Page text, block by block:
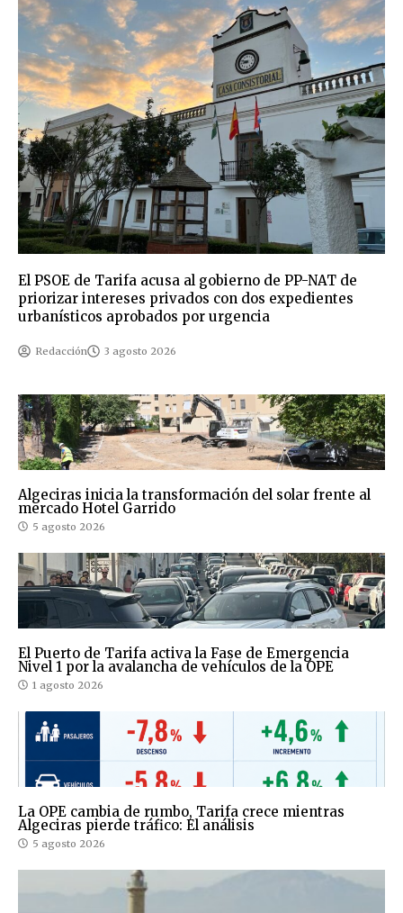
El PSOE de Tarifa acusa al gobierno de PP-NAT de
priorizar intereses privados con dos expedientes
urbanísticos aprobados por urgencia
Redacción 3 agosto 2026
Algeciras inicia la transformación del solar frente al
mercado Hotel Garrido
5 agosto 2026
El Puerto de Tarifa activa la Fase de Emergencia
Nivel 1 por la avalancha de vehículos de la OPE
1 agosto 2026
La OPE cambia de rumbo, Tarifa crece mientras
Algeciras pierde tráfico: El análisis
5 agosto 2026